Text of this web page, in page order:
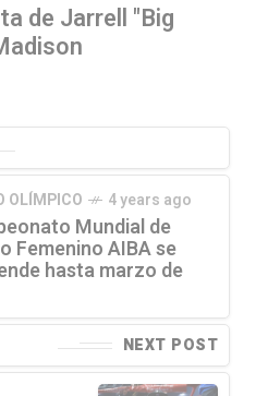
de Jarrell "Big
OLÍMPICO 4 years ago
Mundial de
Femenino AIBA se
hasta marzo de
NEXT POST